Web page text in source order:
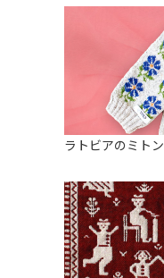
ラトビアのミトン